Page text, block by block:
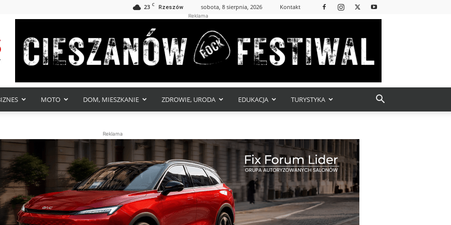
23 C Rzeszów sobota, 8 sierpnia, 2026 Kontakt
Reklama
MOTO DOM, MIESZKANIE ZDROWIE, URODA EDUKACJA TURYSTYKA
Reklama